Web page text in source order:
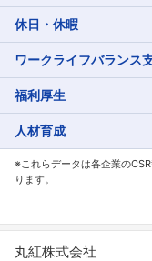
休日・休暇
ワークライフバランス
福利厚生
人材育成
※これらデータは各企業の
ります。
丸紅株式会社